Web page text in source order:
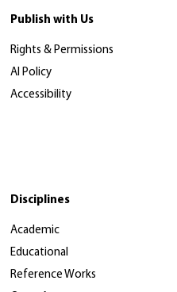
Publish with Us
Rights & Permissions
AI Policy
Accessibility
Disciplines
Academic
Educational
Reference Works